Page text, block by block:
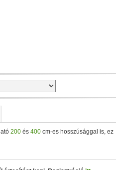
• 8/16 GB RAM
200és 400cm-es hosszúsággal is, ez